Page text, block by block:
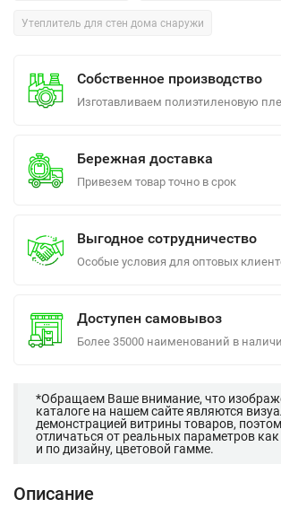
Утеплитель для стен дома снаружи
Собственное производство
Изготавливаем полиэтиленовую
Бережная доставка
Привезем товар точно в срок
Выгодное сотрудничество
Особые условия для оптовых
Доступен самовывоз
Более 35000 наименований в
*Обращаем Ваше внимание, что
каталоге на нашем сайте являются
демонстрацией витрины товаров,
отличаться от реальных параметров
и по дизайну, цветовой гамме.
Описание